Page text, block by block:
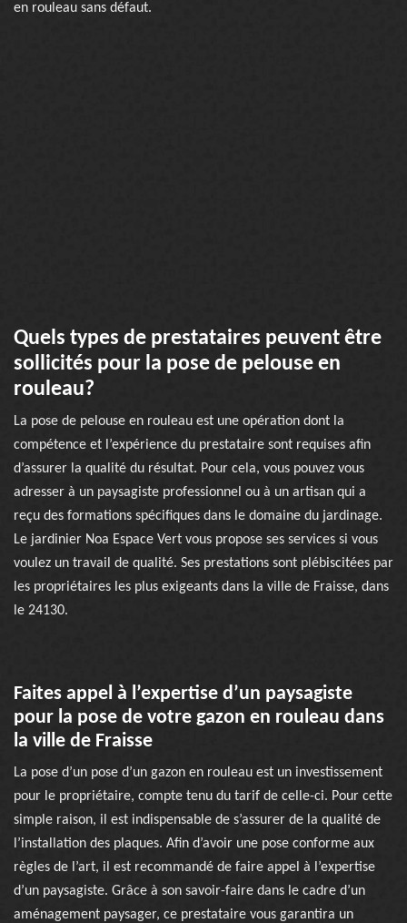
en rouleau sans défaut.
Quels types de prestataires peuvent être
sollicités pour la pose de pelouse en
rouleau?
La pose de pelouse en rouleau est une opération dont la
compétence et l’expérience du prestataire sont requises afin
d’assurer la qualité du résultat. Pour cela, vous pouvez vous
adresser à un paysagiste professionnel ou à un artisan qui a
reçu des formations spécifiques dans le domaine du jardinage.
Le jardinier Noa Espace Vert vous propose ses services si vous
voulez un travail de qualité. Ses prestations sont plébiscitées par
les propriétaires les plus exigeants dans la ville de Fraisse, dans
le 24130.
Faites appel à l’expertise d’un paysagiste
pour la pose de votre gazon en rouleau dans
la ville de Fraisse
La pose d’un pose d’un gazon en rouleau est un investissement
pour le propriétaire, compte tenu du tarif de celle-ci. Pour cette
simple raison, il est indispensable de s’assurer de la qualité de
l’installation des plaques. Afin d’avoir une pose conforme aux
règles de l’art, il est recommandé de faire appel à l’expertise
d’un paysagiste. Grâce à son savoir-faire dans le cadre d’un
aménagement paysager, ce prestataire vous garantira un